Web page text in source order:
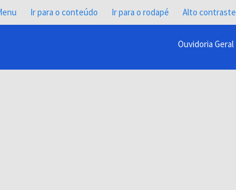
Ir para o conteúdo Ir para o rodapé Alto contraste
Menu
Barra
Ouvidoria Geral